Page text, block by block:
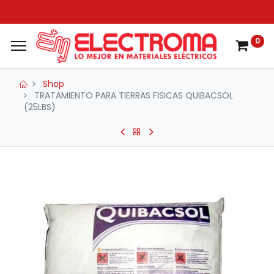
0
Shop
TRATAMIENTO PARA TIERRAS FISICAS QUIBACSOL
(25LBS)